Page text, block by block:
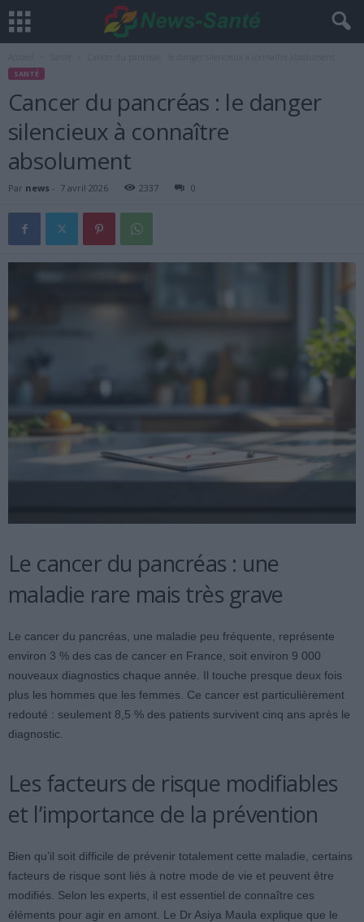
SANTÉ
Cancer du pancréas : le danger
silencieux à connaître
absolument
Par news - 7 avril 2026 2337 0
Le cancer du pancréas : une
maladie rare mais très grave
Le cancer du pancréas, une maladie peu fréquente, représente
environ 3 % des cas de cancer en France, soit environ 9 000
nouveaux diagnostics chaque année. Il touche presque deux fois
plus les hommes que les femmes. Ce cancer est particulièrement
redouté : seulement 8,5 % des patients survivent cinq ans après le
diagnostic.
Les facteurs de risque modifiables
et l’importance de la prévention
Bien qu’il soit difficile de prévenir totalement cette maladie, certains
facteurs de risque sont liés à notre mode de vie et peuvent être
modifiés. Selon les experts, il est essentiel de connaître ces
éléments pour agir en amont. Le Dr Asiya Maula explique que le